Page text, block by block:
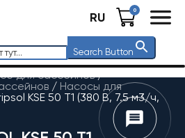
RU 0
Search Button
для бассейнов/
/ Насосы для
KSE 50 T1 (380 В, 7.5 м3/ч,